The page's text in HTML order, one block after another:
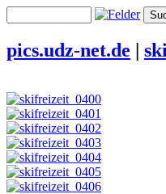
pics.udz-net.de |